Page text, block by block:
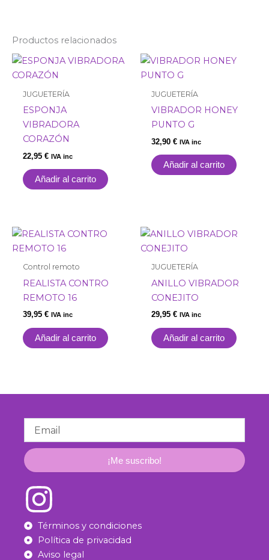
Productos relacionados
JUGUETERÍA
ESPONJA
VIBRADORA
CORAZÓN
22,95 € IVA inc
Añadir al carrito
JUGUETERÍA
VIBRADOR HONEY
PUNTO G
32,90 € IVA inc
Añadir al carrito
Control remoto
REALISTA CONTRO
REMOTO 16
39,95 € IVA inc
Añadir al carrito
JUGUETERÍA
ANILLO VIBRADOR
CONEJITO
29,95 € IVA inc
Añadir al carrito
Términos y condiciones
Política de privacidad
Aviso legal
¡Me suscribo!